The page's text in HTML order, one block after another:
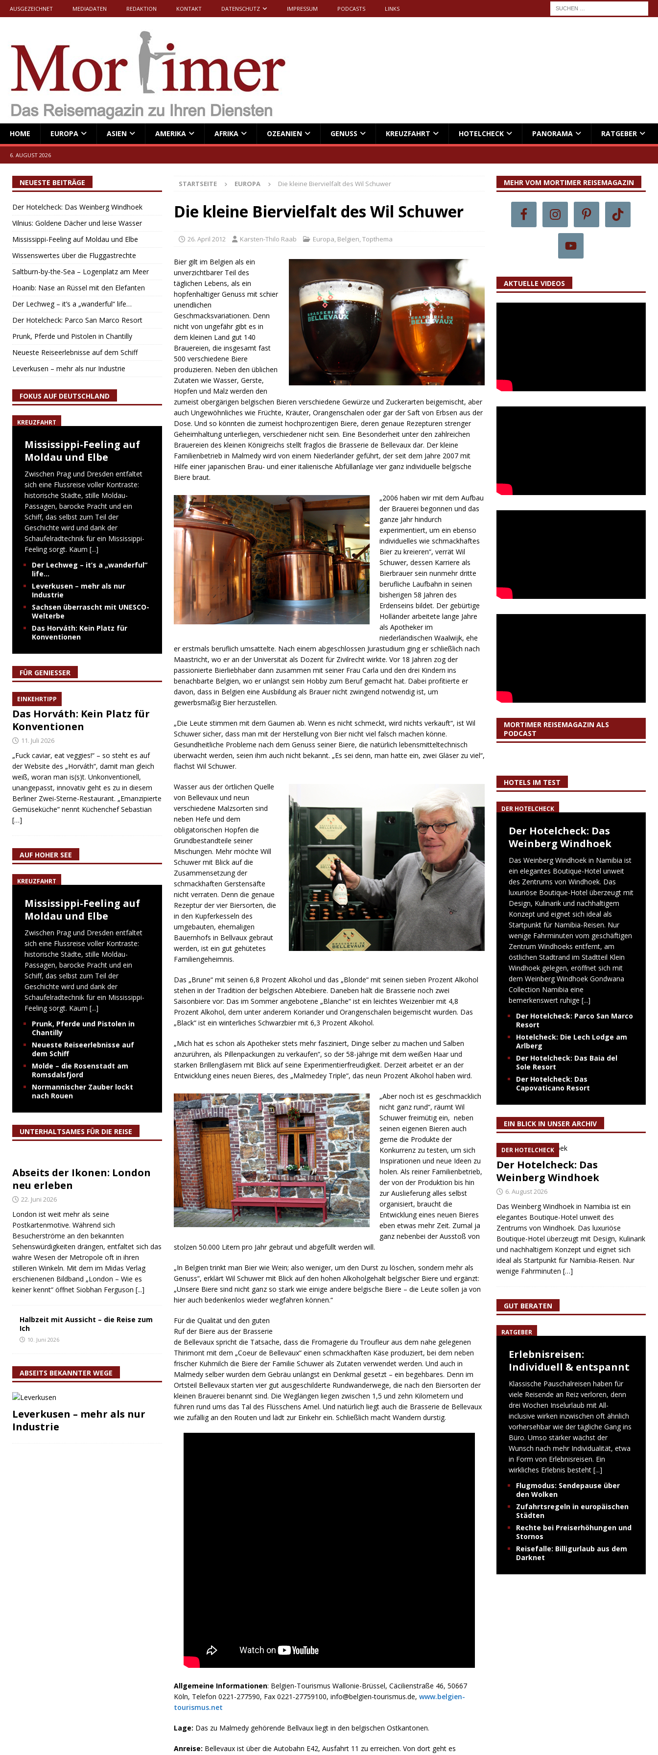
AUSGEZEICHNET MEDIADATEN REDAKTION KONTAKT DATENSCHUTZ IMPRESSUM PODCASTS LINKS
HOME EUROPA ASIEN AMERIKA AFRIKA OZEANIEN GENUSS KREUZFAHRT HOTELCHECK PANORAMA RATGEBER
6. AUGUST 2026
STARTSEITE EUROPA Die kleine Biervielfalt des Wil Schuwer
Die kleine Biervielfalt des Wil Schuwer
26. April 2012 Karsten-Thilo Raab Europa, Belgien,Topthema
Bier gilt im Belgien als ein
unverzichtbarer Teil des
täglichen Lebens, als ein
hopfenhaltiger Genuss mit schier
unendlichen
Geschmacksvariationen. Denn
nicht von ungefähr gibt es in
dem kleinen Land gut 140
Brauereien, die insgesamt fast
500 verschiedene Biere
produzieren. Neben den üblichen
Zutaten wie Wasser, Gerste,
Hopfen und Malz werden den
zumeist obergärigen belgischen Bieren verschiedene Gewürze und Zuckerarten beigemischt, aber
auch Ungewöhnliches wie Früchte, Kräuter, Orangenschalen oder gar der Saft von Erbsen aus der
Dose. Und so könnten die zumeist hochprozentigen Biere, deren genaue Rezepturen strenger
Geheimhaltung unterliegen, verschiedener nicht sein. Eine Besonderheit unter den zahlreichen
Brauereien des kleinen Königreichs stellt fraglos die Brasserie de Bellevaux dar. Der kleine
Familienbetrieb in Malmedy wird von einem Niederländer geführt, der seit dem Jahre 2007 mit
Hilfe einer japanischen Brau- und einer italienische Abfüllanlage vier ganz individuelle belgische
Biere braut.
„2006 haben wir mit dem Aufbau
der Brauerei begonnen und das
ganze Jahr hindurch
experimentiert, um ein ebenso
individuelles wie schmackhaftes
Bier zu kreieren“, verrät Wil
Schuwer, dessen Karriere als
Bierbrauer sein nunmehr dritte
berufliche Laufbahn in seinen
bisherigen 58 Jahren des
Erdenseins bildet. Der gebürtige
Holländer arbeitete lange Jahre
als Apotheker im
niederländischen Waalwijk, ehe
er erstmals beruflich umsattelte. Nach einem abgeschlossen Jurastudium ging er schließlich nach
Maastricht, wo er an der Universität als Dozent für Zivilrecht wirkte. Vor 18 Jahren zog der
passionierte Bierliebhaber dann zusammen mit seiner Frau Carla und den drei Kindern ins
benachbarte Belgien, wo er unlängst sein Hobby zum Beruf gemacht hat. Dabei profitierte er
davon, dass in Belgien eine Ausbildung als Brauer nicht zwingend notwendig ist, um
gewerbsmäßig Bier herzustellen.
„Die Leute stimmen mit dem Gaumen ab. Wenn es nicht schmeckt, wird nichts verkauft“, ist Wil
Schuwer sicher, dass man mit der Herstellung von Bier nicht viel falsch machen könne.
Gesundheitliche Probleme nach dem Genuss seiner Biere, die natürlich lebensmitteltechnisch
überwacht werden, seien ihm auch nicht bekannt. „Es sei denn, man hatte ein, zwei Gläser zu viel“,
flachst Wil Schuwer.
Wasser aus der örtlichen Quelle
von Bellevaux und neun
verschiedene Malzsorten sind
neben Hefe und dem
obligatorischen Hopfen die
Grundbestandteile seiner
Mischungen. Mehr möchte Will
Schuwer mit Blick auf die
Zusammensetzung der
schmackhaften Gerstensäfte
nicht verraten. Denn die genaue
Rezeptur der vier Biersorten, die
in den Kupferkesseln des
umgebauten, ehemaligen
Bauernhofs in Bellvaux gebraut
werden, ist ein gut gehütetes
Familiengeheimnis.
Das „Brune“ mit seinen 6,8 Prozent Alkohol und das „Blonde“ mit seinen sieben Prozent Alkohol
stehen in der Tradition der belgischen Abteibiere. Daneben hält die Brasserie noch zwei
Saisonbiere vor: Das im Sommer angebotene „Blanche“ ist ein leichtes Weizenbier mit 4,8
Prozent Alkohol, dem unter anderem Koriander und Orangenschalen beigemischt wurden. Das
„Black“ ist ein winterliches Schwarzbier mit 6,3 Prozent Alkohol.
„Mich hat es schon als Apotheker stets mehr fasziniert, Dinge selber zu machen und Salben
anzurühren, als Pillenpackungen zu verkaufen“, so der 58-jährige mit dem weißen Haar und
starken Brillengläsern mit Blick auf seine Experimentierfreudigkeit. Derzeit arbeitet er an der
Entwicklung eines neuen Bieres, des „Malmedey Triple“, das neun Prozent Alkohol haben wird.
„Aber noch ist es geschmacklich
nicht ganz rund“, räumt Wil
Schuwer freimütig ein, neben
seinen eigenen Bieren auch
gerne die Produkte der
Konkurrenz zu testen, um sich
Inspirationen und neue Ideen zu
holen. Als reiner Familienbetrieb,
der von der Produktion bis hin
zur Auslieferung alles selbst
organisiert, braucht die
Entwicklung eines neuen Bieres
eben etwas mehr Zeit. Zumal ja
ganz nebenbei der Ausstoß von
stolzen 50.000 Litern pro Jahr gebraut und abgefüllt werden will.
„In Belgien trinkt man Bier wie Wein; also weniger, um den Durst zu löschen, sondern mehr als
Genuss“, erklärt Wil Schuwer mit Blick auf den hohen Alkoholgehalt belgischer Biere und ergänzt:
„Unsere Biere sind nicht ganz so stark wie einige andere belgische Biere – die Leute sollen ja von
hier auch bedenkenlos wieder wegfahren können.“
Für die Qualität und den guten
Ruf der Biere aus der Brasserie
de Bellevaux spricht die Tatsache, dass die Fromagerie du Troufleur aus dem nahe gelegenen
Thirimont mit dem „Coeur de Bellevaux“ einen schmackhaften Käse produziert, bei dem neben
frischer Kuhmilch die Biere der Familie Schuwer als Zutaten verwendet werden. Und auch in
Malmedy selber wurden dem Gebräu unlängst ein Denkmal gesetzt – ein begehbares. Denn im
Ortsteil Bellevaux starten vier gut ausgeschilderte Rundwanderwege, die nach den Biersorten der
kleinen Brauerei benannt sind. Die Weglängen liegen zwischen 1,5 und zehn Kilometern und
führen rund ums das Tal des Flüsschens Amel. Und natürlich liegt auch die Brasserie de Bellevaux
wie zufällig an den Routen und lädt zur Einkehr ein. Schließlich macht Wandern durstig.
Allgemeine Informationen: Belgien-Tourismus Wallonie-Brüssel, Cäcilienstraße 46, 50667
Köln, Telefon 0221-277590, Fax 0221-27759100, info@belgien-tourismus.de, www.belgien-
tourismus.net
Lage: Das zu Malmedy gehörende Bellvaux liegt in den belgischen Ostkantonen.
Anreise: Bellevaux ist über die Autobahn E42, Ausfahrt 11 zu erreichen. Von dort geht es
NEUESTE BEITRÄGE
Der Hotelcheck: Das Weinberg Windhoek
Vilnius: Goldene Dächer und leise Wasser
Mississippi-Feeling auf Moldau und Elbe
Wissenswertes über die Fluggastrechte
Saltburn-by-the-Sea – Logenplatz am Meer
Hoanib: Nase an Rüssel mit den Elefanten
Der Lechweg – it’s a „wanderful“ life…
Der Hotelcheck: Parco San Marco Resort
Prunk, Pferde und Pistolen in Chantilly
Neueste Reiseerlebnisse auf dem Schiff
Leverkusen – mehr als nur Industrie
FOKUS AUF DEUTSCHLAND
KREUZFAHRT
Mississippi-Feeling auf
Moldau und Elbe
Zwischen Prag und Dresden entfaltet
sich eine Flussreise voller Kontraste:
historische Städte, stille Moldau-
Passagen, barocke Pracht und ein
Schiff, das selbst zum Teil der
Geschichte wird und dank der
Schaufelradtechnik für ein Mississippi-
Feeling sorgt. Kaum [...]
Der Lechweg – it’s a „wanderful“
life…
Leverkusen – mehr als nur
Industrie
Sachsen überrascht mit UNESCO-
Welterbe
Das Horváth: Kein Platz für
Konventionen
FÜR GENIESSER
EINKEHRTIPP
Das Horváth: Kein Platz für
Konventionen
11. Juli 2026
„Fuck caviar, eat veggies!“ – so steht es auf
der Website des „Horváth“, damit man gleich
weiß, woran man is(s)t. Unkonventionell,
unangepasst, innovativ geht es zu in diesem
Berliner Zwei-Sterne-Restaurant. „Emanzipierte
Gemüseküche“ nennt Küchenchef Sebastian
[…]
AUF HOHER SEE
KREUZFAHRT
Mississippi-Feeling auf
Moldau und Elbe
Zwischen Prag und Dresden entfaltet
sich eine Flussreise voller Kontraste:
historische Städte, stille Moldau-
Passagen, barocke Pracht und ein
Schiff, das selbst zum Teil der
Geschichte wird und dank der
Schaufelradtechnik für ein Mississippi-
Feeling sorgt. Kaum [...]
Prunk, Pferde und Pistolen in
Chantilly
Neueste Reiseerlebnisse auf
dem Schiff
Molde – die Rosenstadt am
Romsdalsfjord
Normannischer Zauber lockt
nach Rouen
UNTERHALTSAMES FÜR DIE REISE
Abseits der Ikonen: London
neu erleben
22. Juni 2026
London ist weit mehr als seine
Postkartenmotive. Während sich
Besucherströme an den bekannten
Sehenswürdigkeiten drängen, entfaltet sich das
wahre Wesen der Metropole oft in ihren
stilleren Winkeln. Mit dem im Midas Verlag
erschienenen Bildband „London – Wie es
keiner kennt“ öffnet Siobhan Ferguson [...]
Halbzeit mit Aussicht – die Reise zum
Ich
10. Juni 2026
ABSEITS BEKANNTER WEGE
Leverkusen – mehr als nur
Industrie
MEHR VOM MORTIMER REISEMAGAZIN
AKTUELLE VIDEOS
MORTIMER REISEMAGAZIN ALS
PODCAST
HOTELS IM TEST
DER HOTELCHECK
Der Hotelcheck: Das
Weinberg Windhoek
Das Weinberg Windhoek in Namibia ist
ein elegantes Boutique-Hotel unweit
des Zentrums von Windhoek. Das
luxuriöse Boutique-Hotel überzeugt mit
Design, Kulinarik und nachhaltigem
Konzept und eignet sich ideal als
Startpunkt für Namibia-Reisen. Nur
wenige Fahrminuten vom geschäftigen
Zentrum Windhoeks entfernt, am
östlichen Stadtrand im Stadtteil Klein
Windhoek gelegen, eröffnet sich mit
dem Weinberg Windhoek Gondwana
Collection Namibia eine
bemerkenswert ruhige [...]
Der Hotelcheck: Parco San Marco
Resort
Hotelcheck: Die Lech Lodge am
Arlberg
Der Hotelcheck: Das Baia del
Sole Resort
Der Hotelcheck: Das
Capovaticano Resort
EIN BLICK IN UNSER ARCHIV
DER HOTELCHECK
Der Hotelcheck: Das
Weinberg Windhoek
6. August 2026
Das Weinberg Windhoek in Namibia ist ein
elegantes Boutique-Hotel unweit des
Zentrums von Windhoek. Das luxuriöse
Boutique-Hotel überzeugt mit Design, Kulinarik
und nachhaltigem Konzept und eignet sich
ideal als Startpunkt für Namibia-Reisen. Nur
wenige Fahrminuten […]
GUT BERATEN
RATGEBER
Erlebnisreisen:
Individuell & entspannt
Klassische Pauschalreisen haben für
viele Reisende an Reiz verloren, denn
drei Wochen Inselurlaub mit All-
inclusive wirken inzwischen oft ähnlich
vorhersehbar wie der tägliche Gang ins
Büro. Umso stärker wächst der
Wunsch nach mehr Individualität, etwa
in Form von Erlebnisreisen. Ein
wirkliches Erlebnis besteht [...]
Flugmodus: Sendepause über
den Wolken
Zufahrtsregeln in europäischen
Städten
Rechte bei Preiserhöhungen und
Stornos
Reisefalle: Billigurlaub aus dem
Darknet